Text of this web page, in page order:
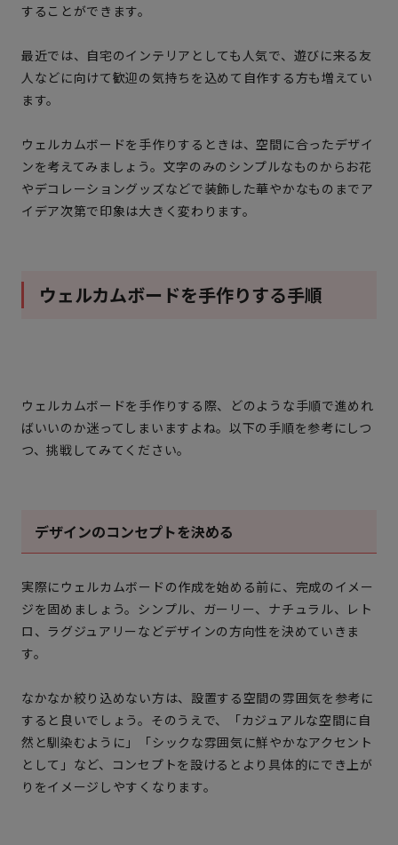
することができます。
最近では、自宅のインテリアとしても人気で、遊びに来る友
人などに向けて歓迎の気持ちを込めて自作する方も増えてい
ます。
ウェルカムボードを手作りするときは、空間に合ったデザイ
ンを考えてみましょう。文字のみのシンプルなものからお花
やデコレーショングッズなどで装飾した華やかなものまでア
イデア次第で印象は大きく変わります。
ウェルカムボードを手作りする手順
ウェルカムボードを手作りする際、どのような手順で進めれ
ばいいのか迷ってしまいますよね。以下の手順を参考にしつ
つ、挑戦してみてください。
デザインのコンセプトを決める
実際にウェルカムボードの作成を始める前に、完成のイメー
ジを固めましょう。シンプル、ガーリー、ナチュラル、レト
ロ、ラグジュアリーなどデザインの方向性を決めていきま
す。
なかなか絞り込めない方は、設置する空間の雰囲気を参考に
すると良いでしょう。そのうえで、「カジュアルな空間に自
然と馴染むように」「シックな雰囲気に鮮やかなアクセント
として」など、コンセプトを設けるとより具体的にでき上が
りをイメージしやすくなります。